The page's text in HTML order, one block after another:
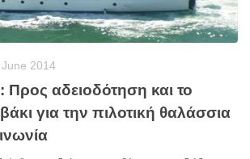
June 2014
αδειοδότηση και το
για την πιλοτική θαλάσσια